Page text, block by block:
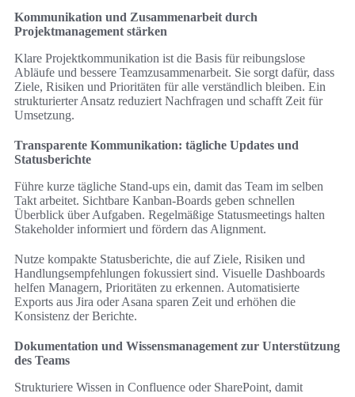
Kommunikation und Zusammenarbeit durch
Projektmanagement stärken
Klare Projektkommunikation ist die Basis für reibungslose
Abläufe und bessere Teamzusammenarbeit. Sie sorgt dafür, dass
Ziele, Risiken und Prioritäten für alle verständlich bleiben. Ein
strukturierter Ansatz reduziert Nachfragen und schafft Zeit für
Umsetzung.
Transparente Kommunikation: tägliche Updates und
Statusberichte
Führe kurze tägliche Stand-ups ein, damit das Team im selben
Takt arbeitet. Sichtbare Kanban-Boards geben schnellen
Überblick über Aufgaben. Regelmäßige Statusmeetings halten
Stakeholder informiert und fördern das Alignment.
Nutze kompakte Statusberichte, die auf Ziele, Risiken und
Handlungsempfehlungen fokussiert sind. Visuelle Dashboards
helfen Managern, Prioritäten zu erkennen. Automatisierte
Exports aus Jira oder Asana sparen Zeit und erhöhen die
Konsistenz der Berichte.
Dokumentation und Wissensmanagement zur Unterstützung
des Teams
Strukturiere Wissen in Confluence oder SharePoint, damit